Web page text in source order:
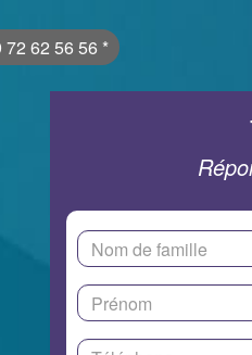
72 62 56 56 *